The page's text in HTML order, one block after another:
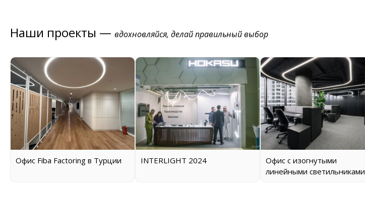
Наши проекты — вдохновляйся, делай правильный выбор
Офис Fiba Factoring в Турции INTERLIGHT 2024
Офис с изогнутыми
линейными светильниками